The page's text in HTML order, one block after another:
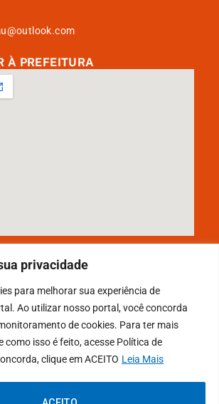
privacidade
para melhorar sua experiência de
Ao utilizar nosso portal, você concorda
de cookies. Para ter mais
como isso é feito, acesse Política de
clique em ACEITO Leia Mais
À PREFEITURA
POR CR2
siteousistema para prefeituras ! Realizamos
de transparência públicaserão atendidas.